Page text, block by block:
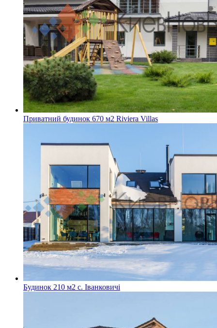
Приватний будинок 670 м2 Riviera Villas
Будинок 210 м2 с. Іванковичі